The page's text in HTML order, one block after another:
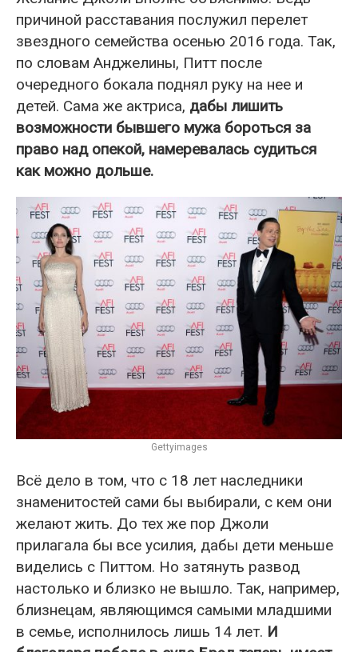
причиной расставания послужил перелет
звездного семейства осенью 2016 года. Так,
по словам Анджелины, Питт после
очередного бокала поднял руку на нее и
детей. Сама же актриса, дабы лишить
возможности бывшего мужа бороться за
право над опекой, намеревалась судиться
как можно дольше.
Gettyimages
Всё дело в том, что с 18 лет наследники
знаменитостей сами бы выбирали, с кем они
желают жить. До тех же пор Джоли
прилагала бы все усилия, дабы дети меньше
виделись с Питтом. Но затянуть развод
настолько и близко не вышло. Так, например,
близнецам, являющимся самыми младшими
в семье, исполнилось лишь 14 лет. И